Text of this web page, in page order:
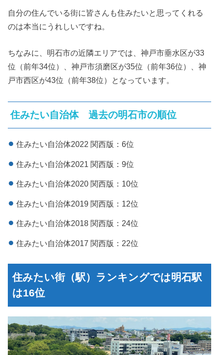
自分の住んでいる街に皆さんも住みたいと思ってくれる
のは本当にうれしいですね。
ちなみに、明石市の近隣エリアでは、神戸市垂水区が33
位（前年34位）、神戸市須磨区が35位（前年36位）、神
戸市西区が43位（前年38位）となっています。
住みたい自治体 過去の明石市の順位
住みたい自治体2022 関西版：6位
住みたい自治体2021 関西版：9位
住みたい自治体2020 関西版：10位
住みたい自治体2019 関西版：12位
住みたい自治体2018 関西版：24位
住みたい自治体2017 関西版：22位
住みたい街（駅）ランキングでは明石駅
は16位